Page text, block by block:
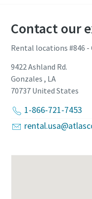
Contact our
Rental locations #846 -
9422 Ashland Rd.
Gonzales , LA
70737 United States
1-866-721-7453